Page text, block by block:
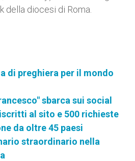
della diocesi di Roma.
di preghiera per il mondo
sbarca sui social
al sito e 500 richieste
da oltre 45 paesi
straordinario nella